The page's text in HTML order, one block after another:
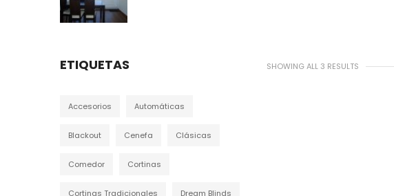
ETIQUETAS
Accesorios Automáticas
Blackout Cenefa Clásicas
Comedor Cortinas
Cortinas Tradicionales Dream Blinds
SHOWING ALL 3 RESULTS